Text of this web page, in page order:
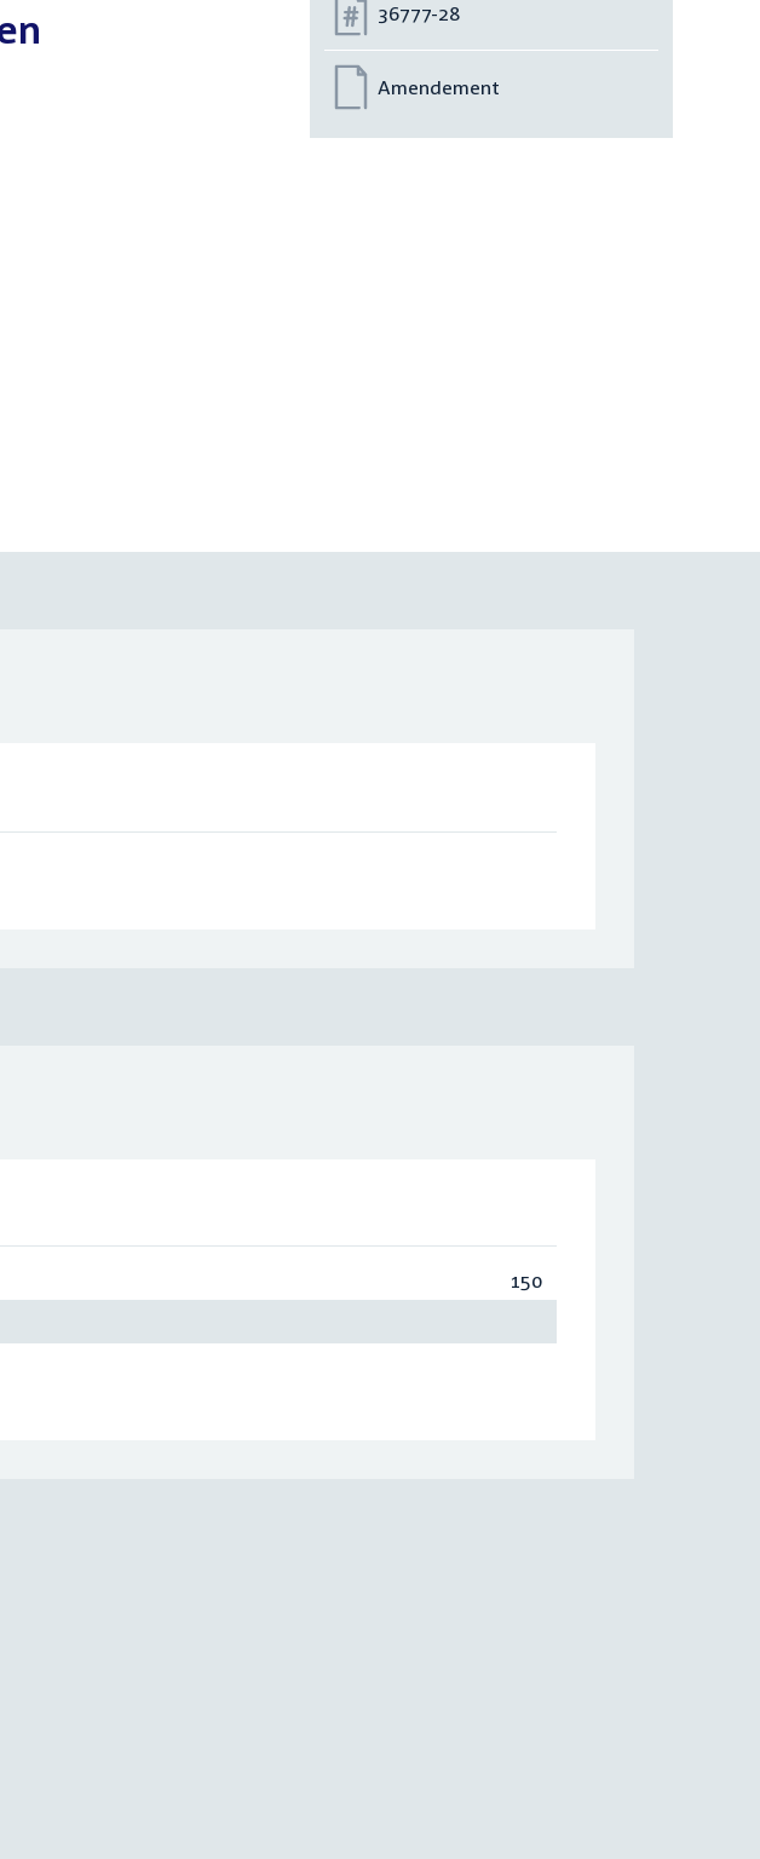
Nummer:
36777-28
Amendement
150Totaal: